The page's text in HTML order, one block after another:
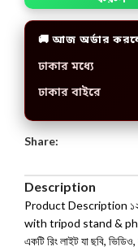
🚚 আজ অর্ডার করলে
ঢাকার মধ্যে
ঢাকার বাইরে
Share:
Description
Product Description ১২
with tripod stand &
একটি রিং লাইট যা ছবি,